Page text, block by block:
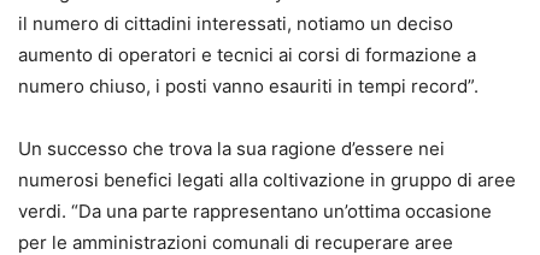
il numero di cittadini interessati, notiamo un deciso
aumento di operatori e tecnici ai corsi di formazione a
numero chiuso, i posti vanno esauriti in tempi record”.
Un successo che trova la sua ragione d’essere nei
numerosi benefici legati alla coltivazione in gruppo di aree
verdi. “Da una parte rappresentano un’ottima occasione
per le amministrazioni comunali di recuperare aree